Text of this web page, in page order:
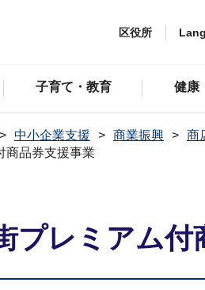
区役所
子育て・教育 健康
中小企業支援 商業振興 商
商品券支援事業
プレミアム